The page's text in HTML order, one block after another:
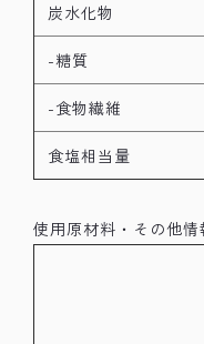
炭水化物
-糖質
-食物繊維
食塩相当量
使用原材料・その他情